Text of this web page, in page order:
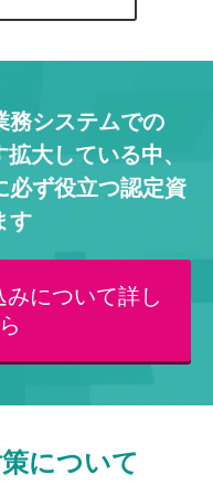
務システムでの
大している中、
必ず役立つ認定資
す
について詳し
について